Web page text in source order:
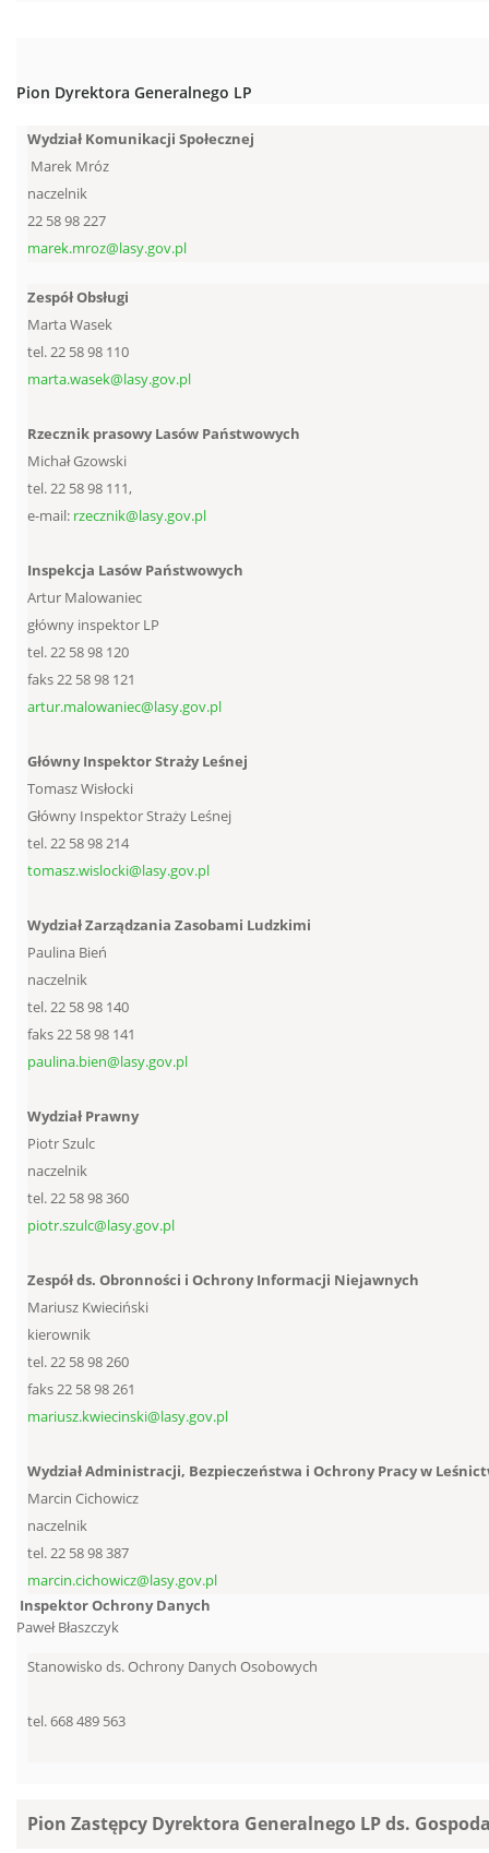
Pion Dyrektora Generalnego LP
Wydział Komunikacji Społecznej
Marek Mróz
naczelnik
22 58 98 227
marek.mroz@lasy.gov.pl
Zespół Obsługi
Marta Wasek
tel. 22 58 98 110
marta.wasek@lasy.gov.pl
Rzecznik prasowy Lasów Państwowych
Michał Gzowski
tel. 22 58 98 111,
e-mail: rzecznik@lasy.gov.pl
Inspekcja Lasów Państwowych
Artur Malowaniec
główny inspektor LP
tel. 22 58 98 120
faks 22 58 98 121
artur.malowaniec@lasy.gov.pl
Główny Inspektor Straży Leśnej
Tomasz Wisłocki
Główny Inspektor Straży Leśnej
tel. 22 58 98 214
tomasz.wislocki@lasy.gov.pl
Wydział Zarządzania Zasobami Ludzkimi
Paulina Bień
naczelnik
tel. 22 58 98 140
faks 22 58 98 141
paulina.bien@lasy.gov.pl
Wydział Prawny
Piotr Szulc
naczelnik
tel. 22 58 98 360
piotr.szulc@lasy.gov.pl
Zespół ds. Obronności i Ochrony Informacji Niejawnych
Mariusz Kwieciński
kierownik
tel. 22 58 98 260
faks 22 58 98 261
mariusz.kwiecinski@lasy.gov.pl
Wydział Administracji, Bezpieczeństwa i Ochrony Pracy w
Marcin Cichowicz
naczelnik
tel. 22 58 98 387
marcin.cichowicz@lasy.gov.pl
Inspektor Ochrony Danych
Paweł Błaszczyk
Stanowisko ds. Ochrony Danych Osobowych
tel. 668 489 563
Pion Zastępcy Dyrektora Generalnego LP ds.